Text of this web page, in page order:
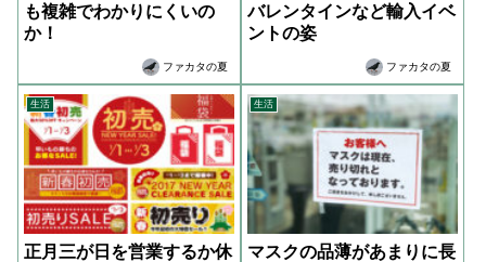
も複雑でわかりにくいの
か！
ファカタの夏
バレンタインなど輸入イベ
ントの姿
ファカタの夏
生活
正月三が日を営業するか休
生活
マスクの品薄があまりに長